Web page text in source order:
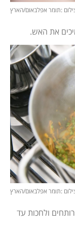
:תומר אפלבאום/הארץ
את האש.
:תומר אפלבאום/הארץ
ולחכות עד